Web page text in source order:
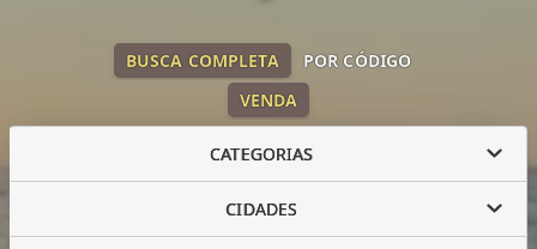
VENDA
BUSCA COMPLETA POR CÓDIGO
CATEGORIAS
CIDADES